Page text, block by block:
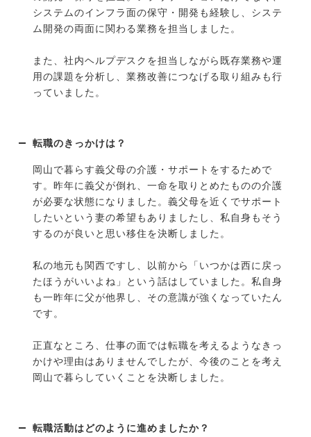
システムのインフラ面の保守・開発も経験し、システ
ム開発の両面に関わる業務を担当しました。
また、社内ヘルプデスクを担当しながら既存業務や運
用の課題を分析し、業務改善につなげる取り組みも行
っていました。
転職のきっかけは？
岡山で暮らす義父母の介護・サポートをするためで
す。昨年に義父が倒れ、一命を取りとめたものの介護
が必要な状態になりました。義父母を近くでサポート
したいという妻の希望もありましたし、私自身もそう
するのが良いと思い移住を決断しました。
私の地元も関西ですし、以前から「いつかは西に戻っ
たほうがいいよね」という話はしていました。私自身
も一昨年に父が他界し、その意識が強くなっていたん
です。
正直なところ、仕事の面では転職を考えるようなきっ
かけや理由はありませんでしたが、今後のことを考え
岡山で暮らしていくことを決断しました。
転職活動はどのように進めましたか？